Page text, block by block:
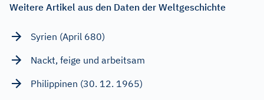
Weitere Artikel aus den Daten der Weltgeschichte
Syrien (April 680)
Nackt, feige und arbeitsam
Philippinen (30. 12. 1965)